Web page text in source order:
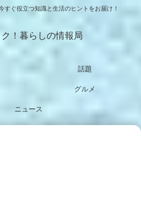
すぐ役立つ知識と生活のヒントをお届け！
！暮らしの情報局
話題
グルメ
ニュース